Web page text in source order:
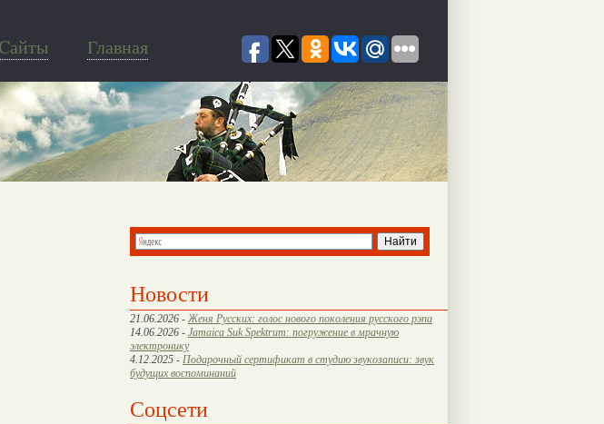
Главная
Новости
21.06.2026 - Женя Русских: голос нового поколения русского рэпа
14.06.2026 - Jamaica Suk Spektrum: погружение в мрачную
электронику
4.12.2025 - Подарочный сертификат в студию звукозаписи: звук
будущих воспоминаний
Соцсети